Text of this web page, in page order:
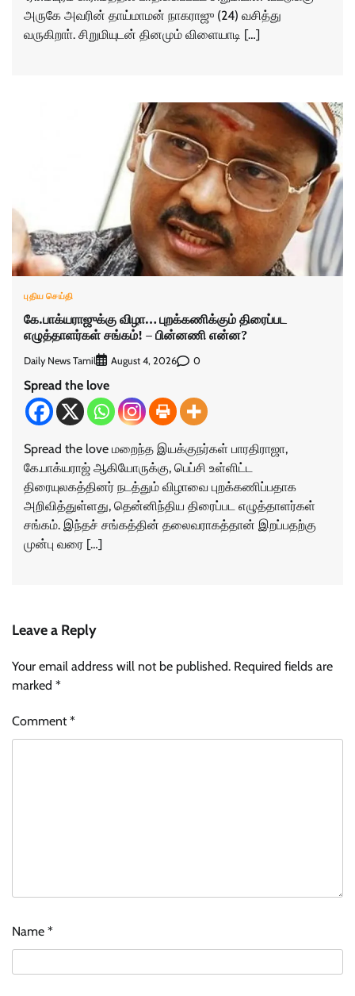
அருகே அவரின் தாய்மாமன் நாகராஜு (24) வசித்து
வருகிறாா். சிறுமியுடன் தினமும் விளையாடி […]
புதிய செய்தி
கே.பாக்யராஜுக்கு விழா… புறக்கணிக்கும் திரைப்பட
எழுத்தாளர்கள் சங்கம்! – பின்னணி என்ன?
Daily News Tamil August 4, 2026 0
Spread the love
Spread the love மறைந்த இயக்குநர்கள் பாரதிராஜா,
கே.பாக்யராஜ் ஆகியோருக்கு, பெப்சி உள்ளிட்ட
திரையுலகத்தினர் நடத்தும் விழாவை புறக்கணிப்பதாக
அறிவித்துள்ளது, தென்னிந்திய திரைப்பட எழுத்தாளர்கள்
சங்கம். இந்தச் சங்கத்தின் தலைவராகத்தான் இறப்பதற்கு
முன்பு வரை […]
Leave a Reply
Your email address will not be published. Required fields are
marked *
Comment*
Name *